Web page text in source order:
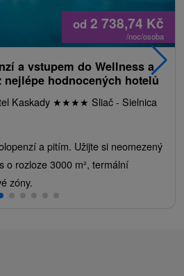
od 2 738,74 Kč
/noc/osoba
a vstupem do Wellness a
hodnocených hotelů
Kaskady ★★★★ Sliač - Sielnica
a pitím. Užijte si neomezený
o rozloze 3000 m², termální
zóny.